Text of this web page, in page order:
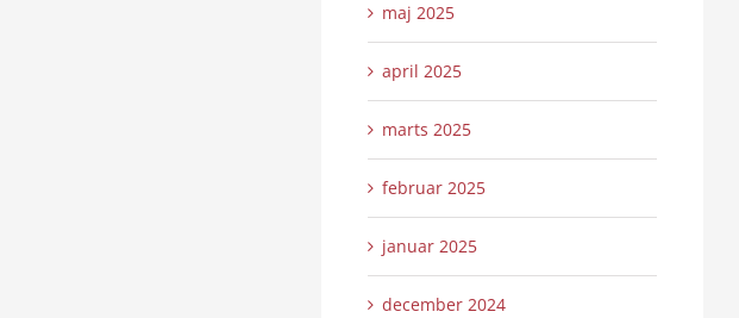
maj 2025
april 2025
marts 2025
februar 2025
januar 2025
december 2024